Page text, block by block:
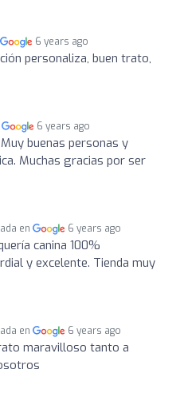
6 years ago
personaliza, buen trato,
6 years ago
buenas personas y
Muchas gracias por ser
en 6 years ago
canina 100%
y excelente. Tienda muy
en 6 years ago
maravilloso tanto a